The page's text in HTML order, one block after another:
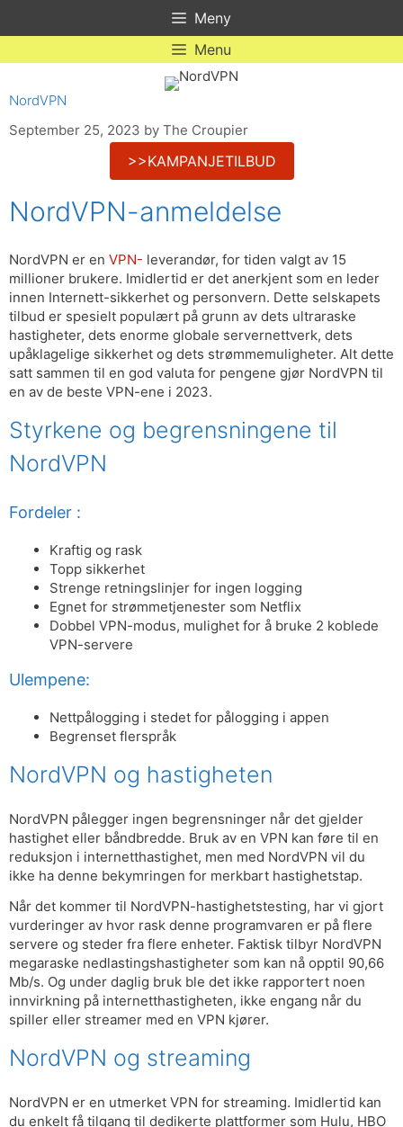
Meny
Menu
NordVPN
September 25, 2023 by The Croupier
>>KAMPANJETILBUD
NordVPN-anmeldelse
NordVPN er en VPN- leverandør, for tiden valgt av 15
millioner brukere. Imidlertid er det anerkjent som en leder
innen Internett-sikkerhet og personvern. Dette selskapets
tilbud er spesielt populært på grunn av dets ultraraske
hastigheter, dets enorme globale servernettverk, dets
upåklagelige sikkerhet og dets strømmemuligheter. Alt dette
satt sammen til en god valuta for pengene gjør NordVPN til
en av de beste VPN-ene i 2023.
Styrkene og begrensningene til
NordVPN
Fordeler :
Kraftig og rask
Topp sikkerhet
Strenge retningslinjer for ingen logging
Egnet for strømmetjenester som Netflix
Dobbel VPN-modus, mulighet for å bruke 2 koblede
VPN-servere
Ulempene:
Nettpålogging i stedet for pålogging i appen
Begrenset flerspråk
NordVPN og hastigheten
NordVPN pålegger ingen begrensninger når det gjelder
hastighet eller båndbredde. Bruk av en VPN kan føre til en
reduksjon i internetthastighet, men med NordVPN vil du
ikke ha denne bekymringen for merkbart hastighetstap.
Når det kommer til NordVPN-hastighetstesting, har vi gjort
vurderinger av hvor rask denne programvaren er på flere
servere og steder fra flere enheter. Faktisk tilbyr NordVPN
megaraske nedlastingshastigheter som kan nå opptil 90,66
Mb/s. Og under daglig bruk ble det ikke rapportert noen
innvirkning på internetthastigheten, ikke engang når du
spiller eller streamer med en VPN kjører.
NordVPN og streaming
NordVPN er en utmerket VPN for streaming. Imidlertid kan
du enkelt få tilgang til dedikerte plattformer som Hulu, HBO